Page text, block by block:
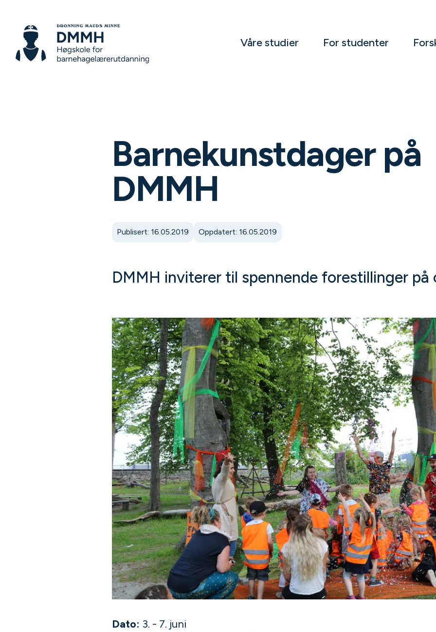
Våre studier For studenter
Barnekunstdager på
DMMH
Publisert: 16.05.2019 Oppdatert: 16.05.2019
DMMH inviterer til spennende forestillinger på
Dato: 3. - 7. juni